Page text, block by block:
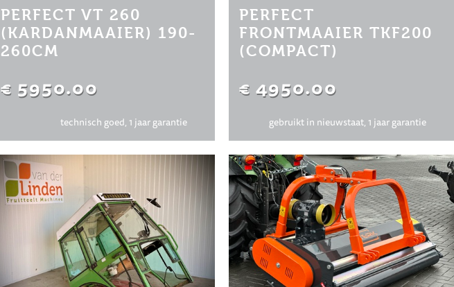
PERFECT VT 260
(KARDANMAAIER) 190-
260CM
€ 5950.00
technisch goed, 1 jaar garantie
PERFECT
FRONTMAAIER TKF200
(COMPACT)
€ 4950.00
gebruikt in nieuwstaat, 1 jaar garantie